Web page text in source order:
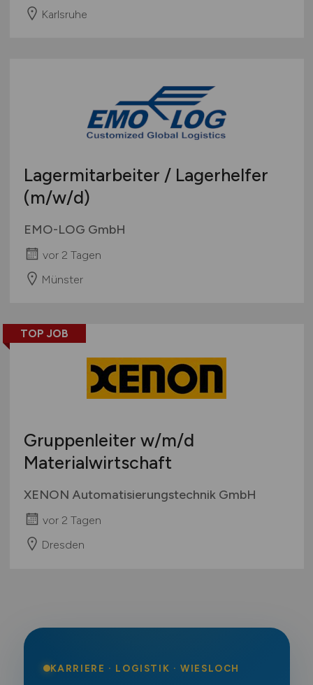
Karlsruhe
Lagermitarbeiter / Lagerhelfer
(m/w/d)
EMO-LOG GmbH
vor 2 Tagen
Münster
TOP JOB
Gruppenleiter w/m/d
Materialwirtschaft
XENON Automatisierungstechnik GmbH
vor 2 Tagen
Dresden
KARRIERE · LOGISTIK · WIESLOCH